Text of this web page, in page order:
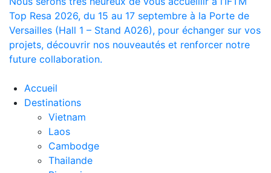
Top Resa 2026, du 15 au 17 septembre à la Porte de
Versailles (Hall 1 – Stand A026), pour échanger sur vos
projets, découvrir nos nouveautés et renforcer notre
future collaboration.
Accueil
Destinations
Vietnam
Laos
Cambodge
Thailande